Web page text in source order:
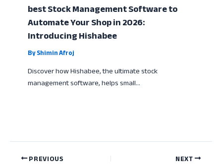
best Stock Management Software to
Automate Your Shop in 2026:
Introducing Hishabee
ByShimin Afroj
Discover how Hishabee, the ultimate stock
management software, helps small…
PREVIOUS NEXT